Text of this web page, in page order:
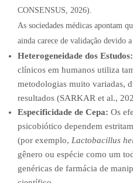
CONSENSUS, 2026).
As sociedades médicas apontam
ainda carece de validação devido
Heterogeneidade dos Estudos:
clínicos em humanos utiliza
metodologias muito variadas,
resultados (SARKAR et al.,
Especificidade de Cepa: Os
psicobiótico dependem
(por exemplo, Lactobacillus
gênero ou espécie como um
genéricas de farmácia de